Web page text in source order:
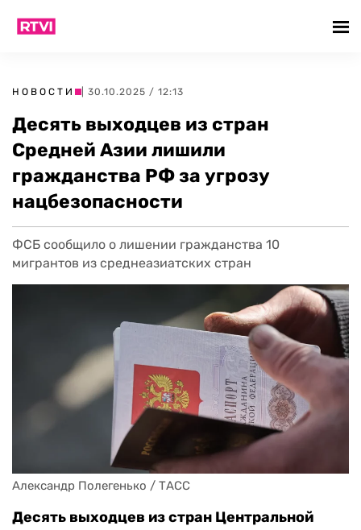
НОВОСТИ | 30.10.2025 / 12:13
Десять выходцев из стран
Средней Азии лишили
гражданства РФ за угрозу
нацбезопасности
ФСБ сообщило о лишении гражданства 10
мигрантов из среднеазиатских стран
Александр Полегенько / ТАСС
Десять выходцев из стран Центральной